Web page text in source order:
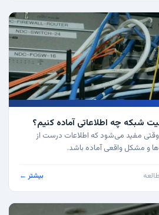
شبکه چه اطلاعاتی آماده کنیم؟
مفید می‌شود که اطلاعات درست از
و مشکل واقعی آماده باشد.
بیشتر ←